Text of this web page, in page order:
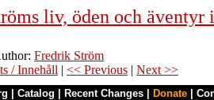
liv, öden och
Fredrik Ström
/ Innehåll | << Previous | Next >>
Catalog Recent Changes Donate